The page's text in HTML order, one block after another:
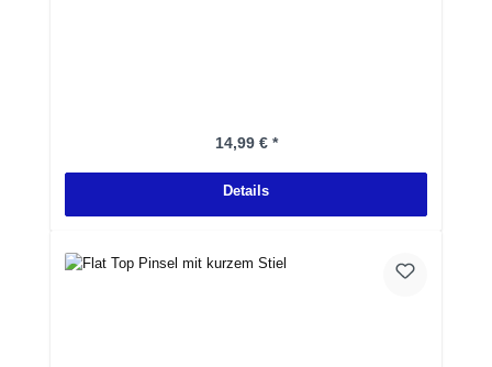
Regulärer Preis:
14,99 € *
Details